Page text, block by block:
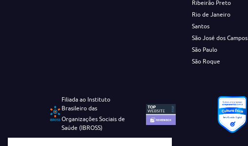
Ribeirão Preto
Rio de Janeiro
Santos
São José dos Campos
São Paulo
São Roque
Filiada ao Instituto
Brasileiro das
Organizações Sociais de
Saúde (IBROSS)